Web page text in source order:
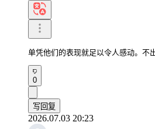
单凭他们的表现就足以令人感动。不
0
写回复
2026.07.03 20:23